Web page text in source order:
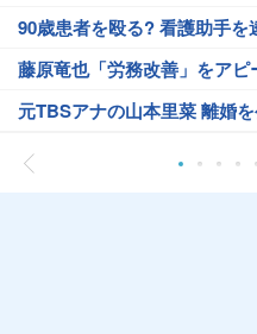
90歳患者を殴る? 看護助手を
藤原竜也「労務改善」をアピ
元TBSアナの山本里菜 離婚